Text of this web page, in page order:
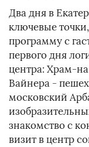
Два дня в
ключевые
программу с
первого дня
центра: Храм-
Вайнера -
московский
знакомство с
визит в центр